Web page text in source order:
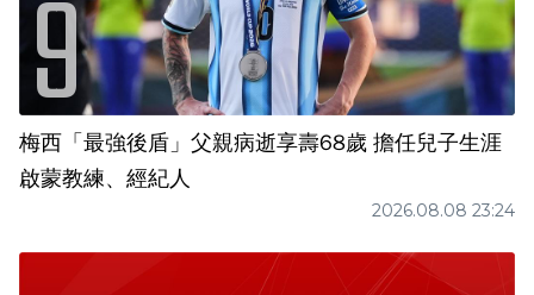
梅西「最強後盾」父親病逝享壽68歲 擔任兒子生涯
啟蒙教練、經紀人
2026.08.08 23:24